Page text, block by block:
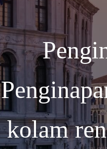
kolam